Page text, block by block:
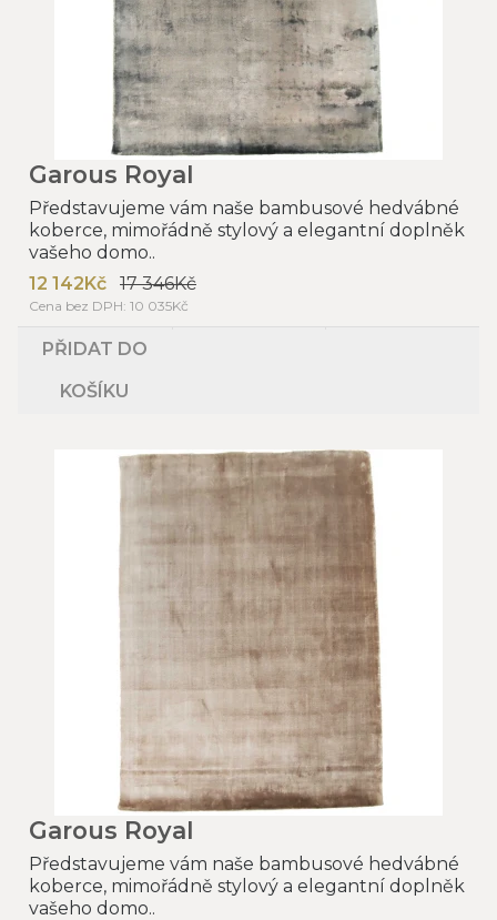
Garous Royal
Představujeme vám naše bambusové hedvábné
koberce, mimořádně stylový a elegantní doplněk
vašeho domo..
12 142Kč
17 346Kč
Cena bez DPH: 10 035Kč
PŘIDAT DO
KOŠÍKU
Garous Royal
Představujeme vám naše bambusové hedvábné
koberce, mimořádně stylový a elegantní doplněk
vašeho domo..